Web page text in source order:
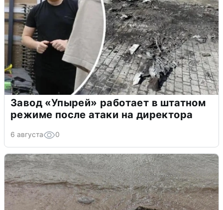
Завод «Упырей» работает в штатном
режиме после атаки на директора
6 августа 0